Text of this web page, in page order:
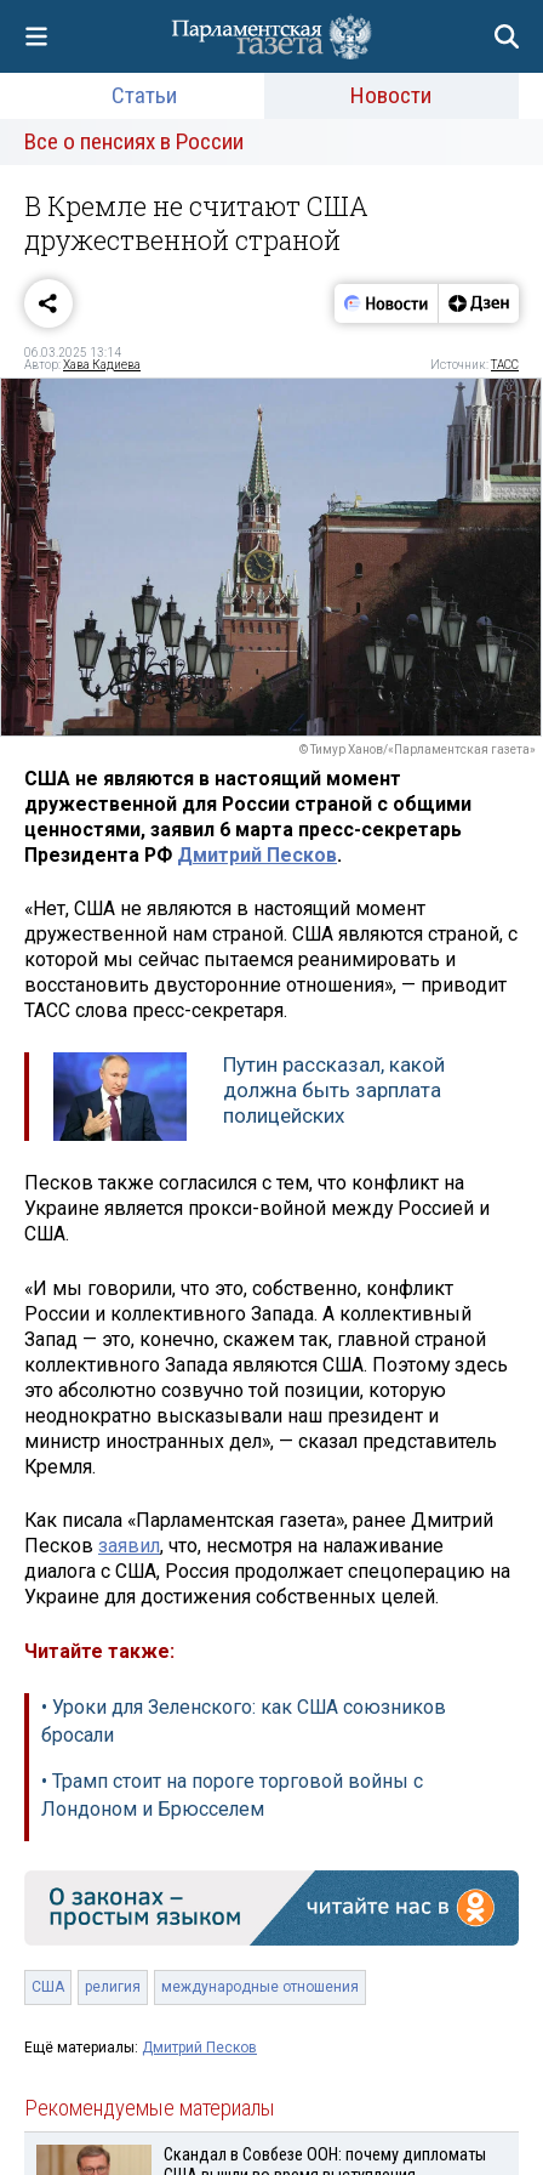
Статьи
Новости
Все о пенсиях в России
В Кремле не считают США
дружественной страной
06.03.2025 13:14
Автор:Хава Кадиева Источник:ТАСС
© Тимур Ханов/«Парламентская газета»
США не являются в настоящий момент
дружественной для России страной с общими
ценностями, заявил 6 марта пресс-секретарь
Президента РФ Дмитрий Песков.
«Нет, США не являются в настоящий момент
дружественной нам страной. США являются страной, с
которой мы сейчас пытаемся реанимировать и
восстановить двусторонние отношения», — приводит
ТАСС слова пресс-секретаря.
Путин рассказал, какой
должна быть зарплата
полицейских
Песков также согласился с тем, что конфликт на
Украине является прокси-войной между Россией и
США.
«И мы говорили, что это, собственно, конфликт
России и коллективного Запада. А коллективный
Запад — это, конечно, скажем так, главной страной
коллективного Запада являются США. Поэтому здесь
это абсолютно созвучно той позиции, которую
неоднократно высказывали наш президент и
министр иностранных дел», — сказал представитель
Кремля.
Как писала «Парламентская газета», ранее Дмитрий
Песков заявил, что, несмотря на налаживание
диалога с США, Россия продолжает спецоперацию на
Украине для достижения собственных целей.
Читайте также:
• Уроки для Зеленского: как США союзников
бросали
• Трамп стоит на пороге торговой войны с
Лондоном и Брюсселем
США религия международные отношения
Ещё материалы: Дмитрий Песков
Рекомендуемые материалы
Скандал в Совбезе ООН: почему дипломаты